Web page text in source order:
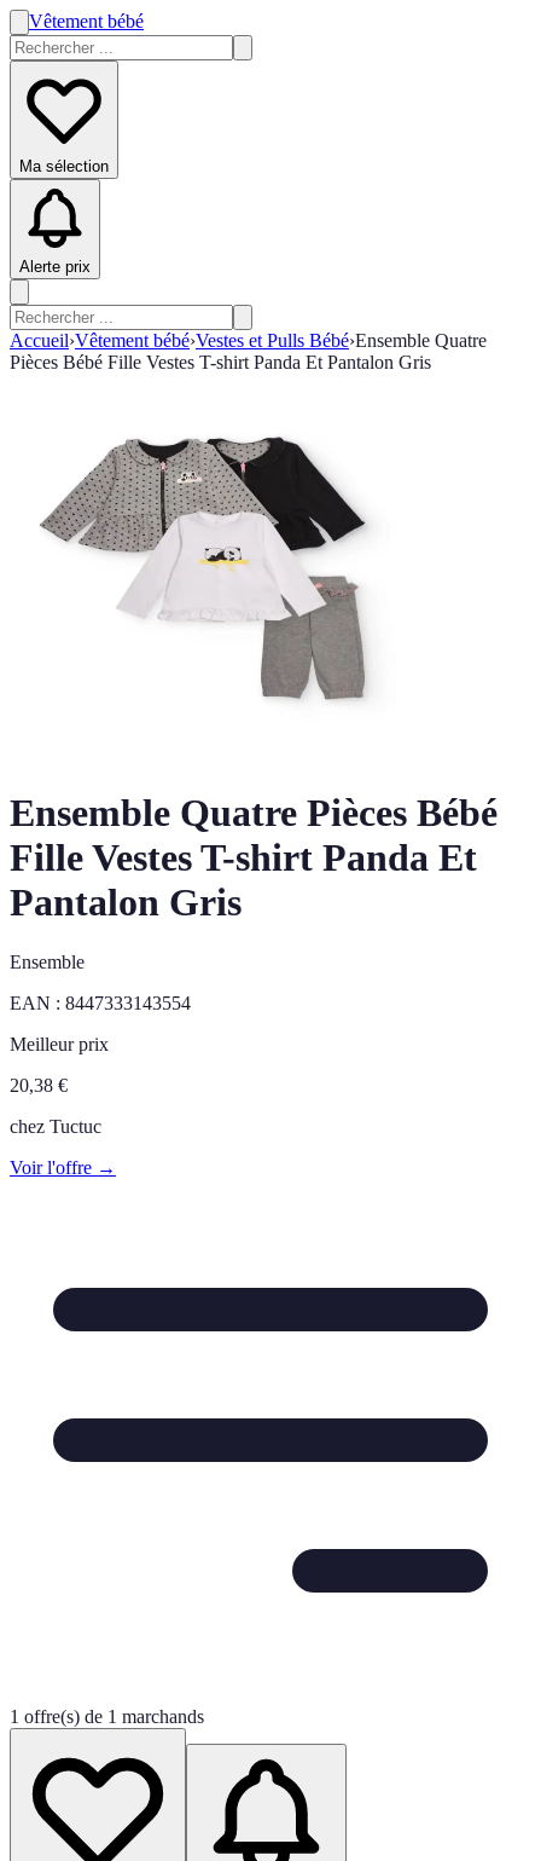
Vêtement bébé
Ma sélection
Alerte prix
Accueil›Vêtement bébé›Vestes et Pulls Bébé›Ensemble Quatre
Pièces Bébé Fille Vestes T-shirt Panda Et Pantalon Gris
Ensemble Quatre Pièces Bébé
Fille Vestes T-shirt Panda Et
Pantalon Gris
Ensemble
EAN : 8447333143554
Meilleur prix
20,38 €
chez Tuctuc
Voir l'offre →
1 offre(s) de 1 marchands